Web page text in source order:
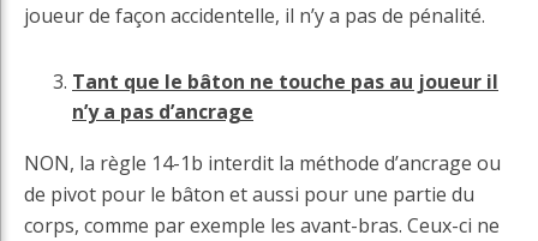
joueur de façon accidentelle, il n’y a pas de pénalité.
Tant que le bâton ne touche pas au joueur il
n’y a pas d’ancrage
NON, la règle 14-1b interdit la méthode d’ancrage ou
de pivot pour le bâton et aussi pour une partie du
corps, comme par exemple les avant-bras. Ceux-ci ne